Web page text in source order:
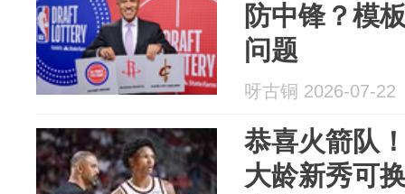
防中锋？模
问题
呀古铜 2026-07-22
恭喜火箭队
大龄新秀可